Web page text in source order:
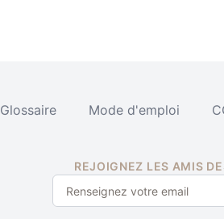
Glossaire Mode d'emploi
REJOIGNEZ LES AMIS